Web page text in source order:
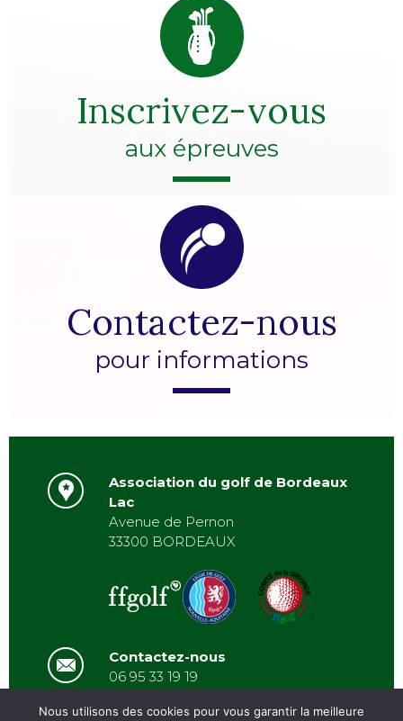
Inscrivez-vous
aux épreuves
Contactez-nous
pour informations
Association du golf de Bordeaux
Lac
Avenue de Pernon
33300 BORDEAUX
Contactez-nous
06 95 33 19 19
Nous utilisons des cookies pour vous garantir la meilleure